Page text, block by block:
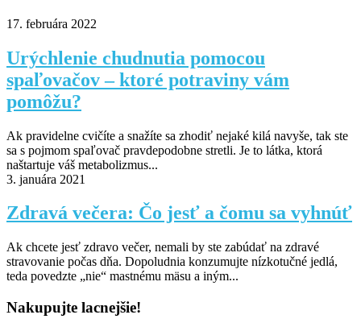
17. februára 2022
Urýchlenie chudnutia pomocou
spaľovačov – ktoré potraviny vám
pomôžu?
Ak pravidelne cvičíte a snažíte sa zhodiť nejaké kilá navyše, tak ste
sa s pojmom spaľovač pravdepodobne stretli. Je to látka, ktorá
naštartuje váš metabolizmus...
3. januára 2021
Zdravá večera: Čo jesť a čomu sa vyhnúť
Ak chcete jesť zdravo večer, nemali by ste zabúdať na zdravé
stravovanie počas dňa. Dopoludnia konzumujte nízkotučné jedlá,
teda povedzte „nie“ mastnému mäsu a iným...
Nakupujte lacnejšie!